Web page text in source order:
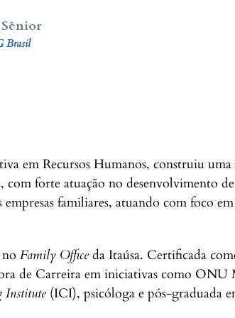
Brasil
em Recursos Humanos, construiu
com forte atuação no desenvolvimento
familiares, atuando com foco
Family Office da Itaúsa. Certificada
de Carreira em iniciativas como ONU
Institute (ICI), psicóloga e pós-graduada